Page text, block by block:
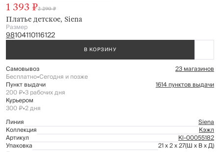
Платье детское, Siena
1 393 ₽2 290 ₽
Размер
98104110116122
В КОРЗИНУ
Самовывоз 23 магазинов
Бесплатно•Сегодня и позже
Пункт выдачи 1614 пунктов выдачи
200 ₽•3 рабочих дня
Курьером
300 ₽•2 дня
Линия
Siena
Коллекция Кэжл
Артикул Kl-00055182
Упаковка 21 x 2 x 27(Ш x В x Д)